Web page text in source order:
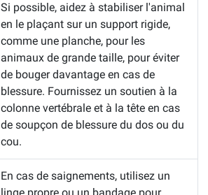
Si possible, aidez à stabiliser l'animal
en le plaçant sur un support rigide,
comme une planche, pour les
animaux de grande taille, pour éviter
de bouger davantage en cas de
blessure. Fournissez un soutien à la
colonne vertébrale et à la tête en cas
de soupçon de blessure du dos ou du
cou.
En cas de saignements, utilisez un